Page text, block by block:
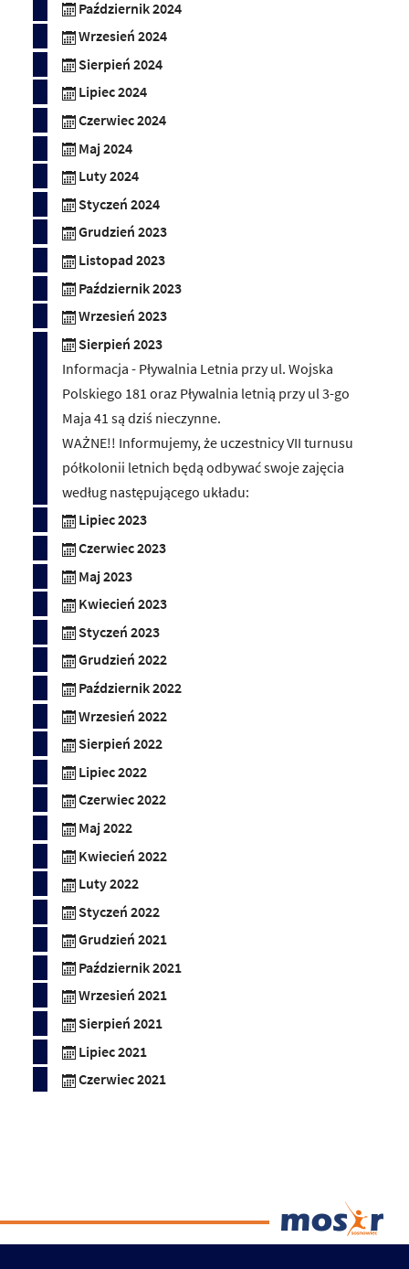
Październik 2024
Wrzesień 2024
Sierpień 2024
Lipiec 2024
Czerwiec 2024
Maj 2024
Luty 2024
Styczeń 2024
Grudzień 2023
Listopad 2023
Październik 2023
Wrzesień 2023
Sierpień 2023
Informacja - Pływalnia Letnia przy ul. Wojska
Polskiego 181 oraz Pływalnia letnią przy ul 3-go
Maja 41 są dziś nieczynne.
WAŻNE!! Informujemy, że uczestnicy VII turnusu
półkolonii letnich będą odbywać swoje zajęcia
według następującego układu:
Lipiec 2023
Czerwiec 2023
Maj 2023
Kwiecień 2023
Styczeń 2023
Grudzień 2022
Październik 2022
Wrzesień 2022
Sierpień 2022
Lipiec 2022
Czerwiec 2022
Maj 2022
Kwiecień 2022
Luty 2022
Styczeń 2022
Grudzień 2021
Październik 2021
Wrzesień 2021
Sierpień 2021
Lipiec 2021
Czerwiec 2021